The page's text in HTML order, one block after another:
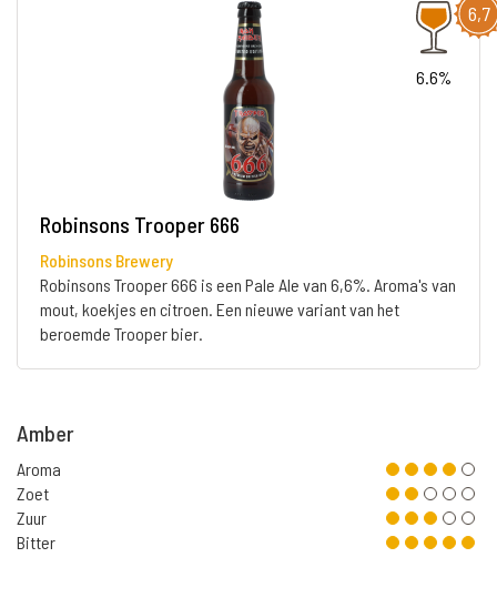
6,7
6.6%
Robinsons Trooper 666
Robinsons Brewery
Robinsons Trooper 666 is een Pale Ale van 6,6%. Aroma's van
mout, koekjes en citroen. Een nieuwe variant van het
beroemde Trooper bier.
Amber
Aroma
Zoet
Zuur
Bitter